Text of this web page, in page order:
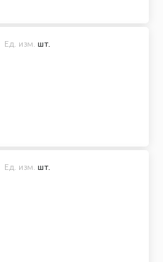
Ед. изм. шт.
Ед. изм. шт.